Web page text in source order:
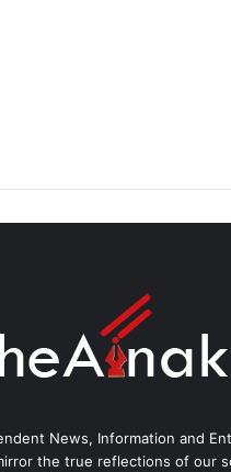
News, Information and
the true reflections of our